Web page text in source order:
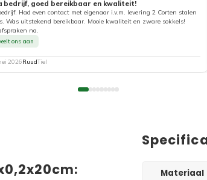
bedrijf, goed bereikbaar en kwaliteit!
Had even contact met eigenaar i.v.m. levering 2 Corten stalen
Was uitstekend bereikbaar. Mooie kwaliteit en zware sokkels!
na.
ons aan
2026RuudTiel
Materiaal